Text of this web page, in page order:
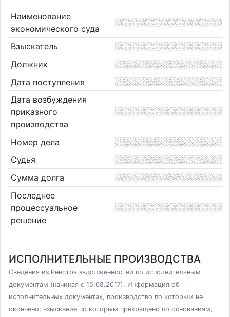
Наименование
экономического суда
Взыскатель
Должник
Дата поступления
Дата возбуждения
приказного
производства
Номер дела
Судья
Сумма долга
Последнее
процессуальное
решение
ИСПОЛНИТЕЛЬНЫЕ ПРОИЗВОДСТВА
Сведения из Реестра задолженностей по исполнительным
документам (начиная с 15.08.2017). Информация об
исполнительных документах, производство по которым не
окончено; взыскание по которым прекращено по основаниям,